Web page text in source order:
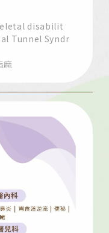
disabilit
Tunnel Syndr
麻